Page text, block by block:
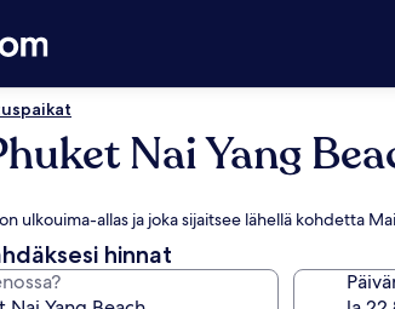
Nai Yang
ulkouima-allas ja joka sijaitsee lähellä kohdetta
hinnat